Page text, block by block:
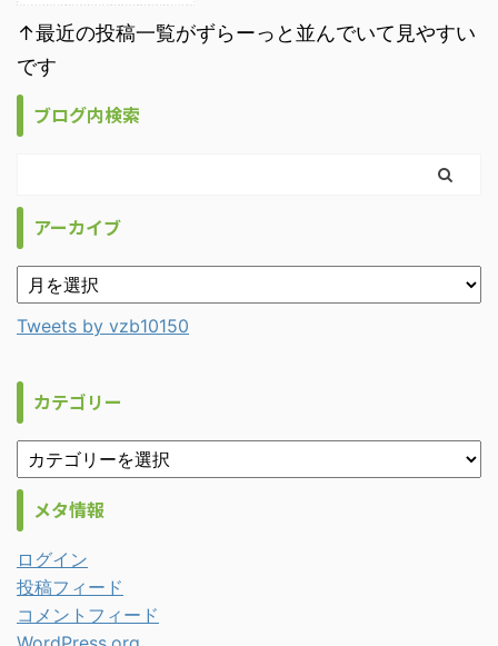
↑最近の投稿一覧がずらーっと並んでいて見やすい
です
ブログ内検索
アーカイブ
Tweets by vzb10150
カテゴリー
メタ情報
ログイン
投稿フィード
コメントフィード